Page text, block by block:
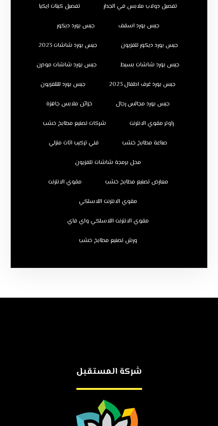
تفصيل دولاب ملابس في الجدار تفصيل كبتات ايكيا
جبس بورد اسقف جبس بورد ديكور
جبس بورد ديكور تلفزيون جبس بورد شاشات 2023
جبس بورد شاشات بسيط جبس بورد شاشات مودرن
جبس بورد غرف اطفال 2023 جبس بورد للتلفزيون
جبس بورد مجالس رجال خزائن ملابس جاهزة
راوتر مقوي الانترنت شركات تصنيع مطابخ خشب
صناعة مطابخ خشب فني تركيب اثاث منزلي
محل برمجة شاشات تلفزيون
معارض تصنيع مطابخ خشب مقوي الانترنت
مقوي الانترنت اللاسلكي
مقوي الانترنت اللاسلكي واي فاي
ورش تصنيع مطابخ خشب
شركة المستقبل